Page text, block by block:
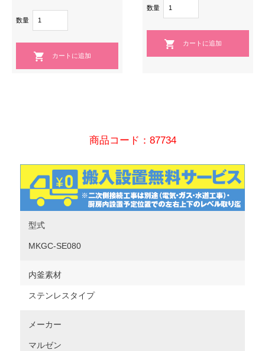
数量
数量
商品コード：87734
型式
MKGC-SE080
内釜素材
ステンレスタイプ
メーカー
マルゼン